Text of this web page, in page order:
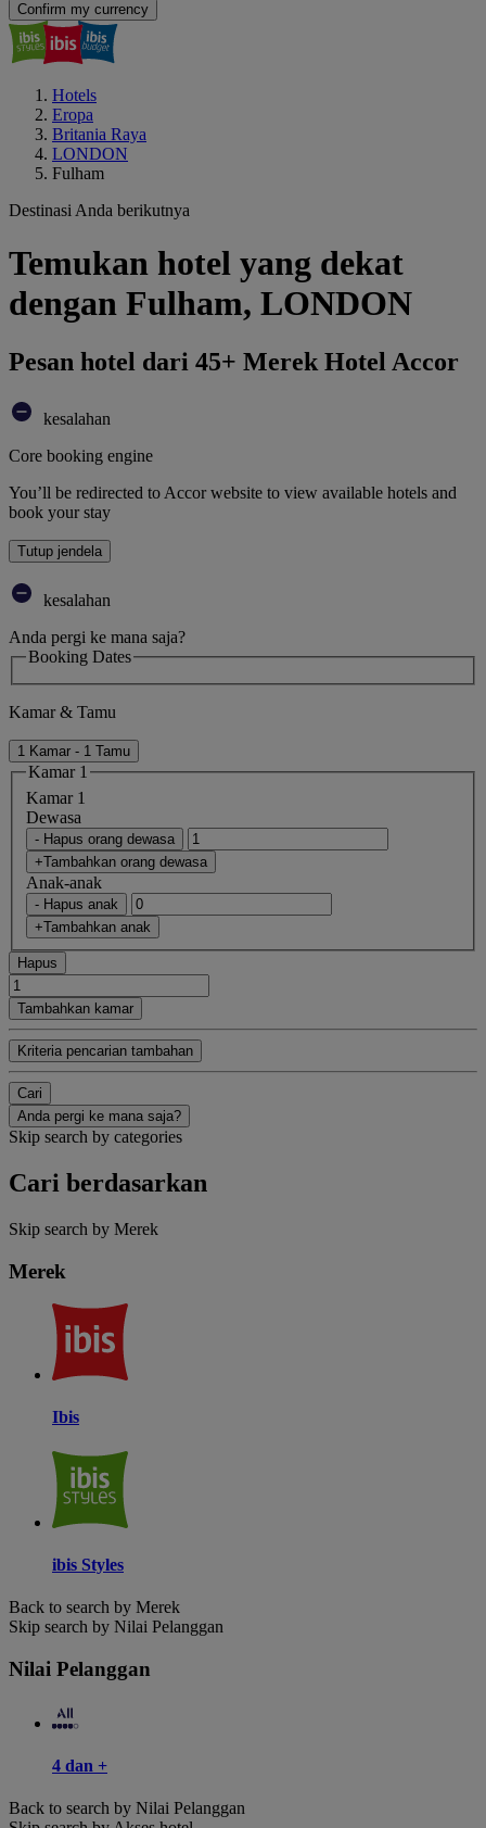
Confirm my currency
Hotels
Eropa
Britania Raya
LONDON
Fulham
Destinasi Anda berikutnya
Temukan hotel yang dekat
dengan Fulham, LONDON
Pesan hotel dari 45+ Merek Hotel Accor
kesalahan
Core booking engine
You’ll be redirected to Accor website to view available hotels and
book your stay
Tutup jendela
kesalahan
Anda pergi ke mana saja?
Booking Dates
Kamar & Tamu
1 Kamar - 1 Tamu
Kamar 1
Kamar 1
Dewasa
- Hapus orang dewasa
+Tambahkan orang dewasa
Anak-anak
- Hapus anak
+Tambahkan anak
Hapus
Tambahkan kamar
Kriteria pencarian tambahan
Cari
Anda pergi ke mana saja?
Skip search by categories
Cari berdasarkan
Skip search by Merek
Merek
Ibis
ibis Styles
Back to search by Merek
Skip search by Nilai Pelanggan
Nilai Pelanggan
4 dan +
Back to search by Nilai Pelanggan